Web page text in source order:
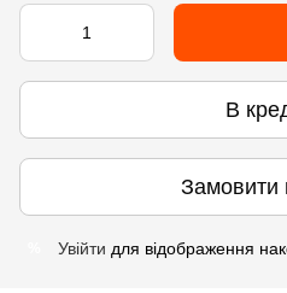
В
Замовити
Увійти для відображення